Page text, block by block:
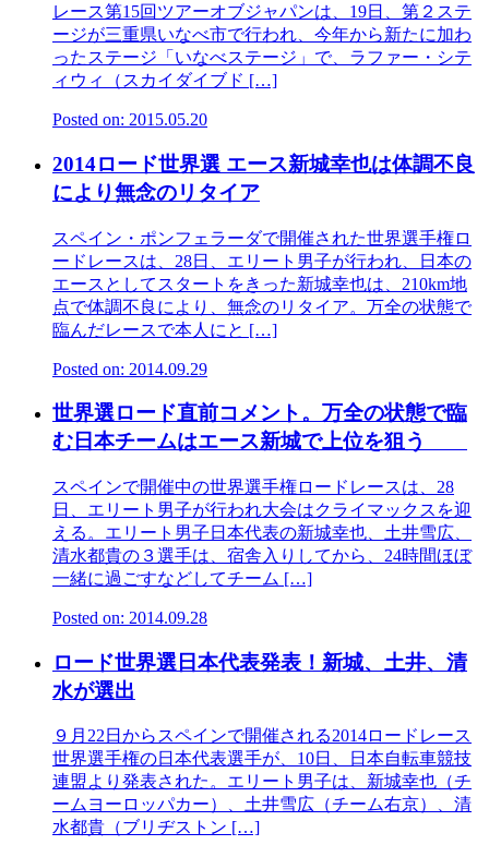
レース第15回ツアーオブジャパンは、19日、第２ステ
ージが三重県いなべ市で行われ、今年から新たに加わ
ったステージ「いなべステージ」で、ラファー・シテ
ィウィ（スカイダイブド […]
Posted on: 2015.05.20
2014ロード世界選 エース新城幸也は体調不良
により無念のリタイア
スペイン・ポンフェラーダで開催された世界選手権ロ
ードレースは、28日、エリート男子が行われ、日本の
エースとしてスタートをきった新城幸也は、210km地
点で体調不良により、無念のリタイア。万全の状態で
臨んだレースで本人にと […]
Posted on: 2014.09.29
世界選ロード直前コメント。万全の状態で臨
む日本チームはエース新城で上位を狙う
スペインで開催中の世界選手権ロードレースは、28
日、エリート男子が行われ大会はクライマックスを迎
える。エリート男子日本代表の新城幸也、土井雪広、
清水都貴の３選手は、宿舎入りしてから、24時間ほぼ
一緒に過ごすなどしてチーム […]
Posted on: 2014.09.28
ロード世界選日本代表発表！新城、土井、清
水が選出
９月22日からスペインで開催される2014ロードレース
世界選手権の日本代表選手が、10日、日本自転車競技
連盟より発表された。エリート男子は、新城幸也（チ
ームヨーロッパカー）、土井雪広（チーム右京）、清
水都貴（ブリヂストン […]